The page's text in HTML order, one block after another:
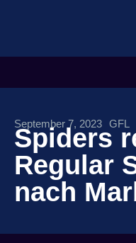
September 7, 2023 GFL
Spiders
Regular
nach